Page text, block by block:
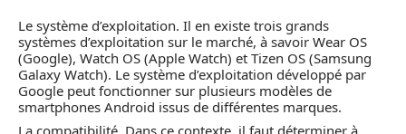
Le système d’exploitation. Il en existe trois grands
systèmes d’exploitation sur le marché, à savoir Wear OS
(Google), Watch OS (Apple Watch) et Tizen OS (Samsung
Galaxy Watch). Le système d’exploitation développé par
Google peut fonctionner sur plusieurs modèles de
smartphones Android issus de différentes marques.
La compatibilité. Dans ce contexte, il faut déterminer à